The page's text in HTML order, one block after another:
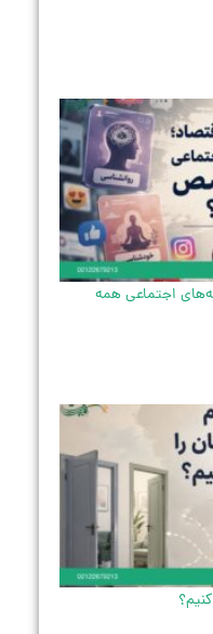
اجتماعی همه